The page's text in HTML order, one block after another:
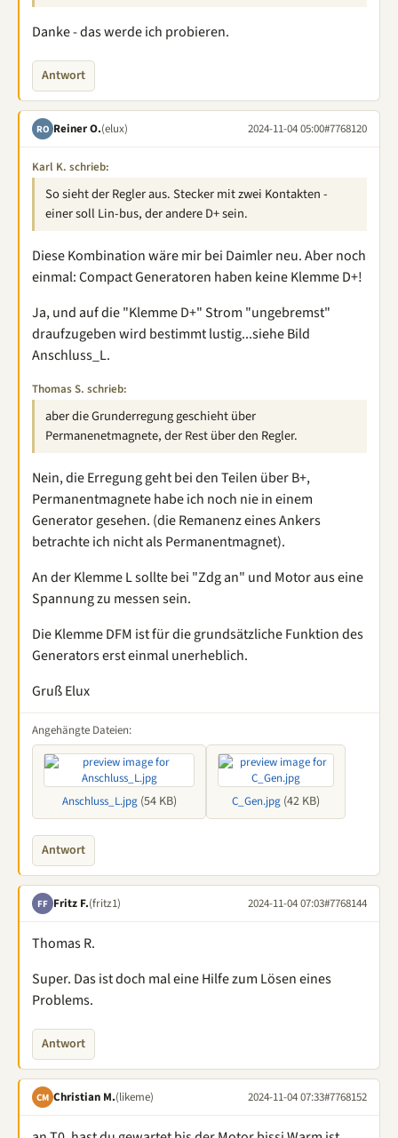
Danke - das werde ich probieren.
Antwort
RO Reiner O.(elux) 2024-11-04 05:00#7768120
Karl K. schrieb:
So sieht der Regler aus. Stecker mit zwei Kontakten -
einer soll Lin-bus, der andere D+ sein.
Diese Kombination wäre mir bei Daimler neu. Aber noch
einmal: Compact Generatoren haben keine Klemme D+!
Ja, und auf die "Klemme D+" Strom "ungebremst"
draufzugeben wird bestimmt lustig...siehe Bild
Anschluss_L.
Thomas S. schrieb:
aber die Grunderregung geschieht über
Permanenetmagnete, der Rest über den Regler.
Nein, die Erregung geht bei den Teilen über B+,
Permanentmagnete habe ich noch nie in einem
Generator gesehen. (die Remanenz eines Ankers
betrachte ich nicht als Permanentmagnet).
An der Klemme L sollte bei "Zdg an" und Motor aus eine
Spannung zu messen sein.
Die Klemme DFM ist für die grundsätzliche Funktion des
Generators erst einmal unerheblich.
Gruß Elux
Angehängte Dateien:
Anschluss_L.jpg(54 KB) C_Gen.jpg (42 KB)
Antwort
FF Fritz F.(fritz1) 2024-11-04 07:03#7768144
Thomas R.
Super. Das ist doch mal eine Hilfe zum Lösen eines
Problems.
Antwort
CM Christian M.(likeme) 2024-11-04 07:33#7768152